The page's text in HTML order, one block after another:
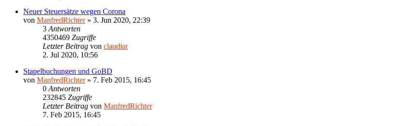
Neuer Steuersätze wegen Corona
von ManfredRichter» 3. Jun 2020, 22:39
3 Antworten
4350469 Zugriffe
Letzter Beitrag von claudiar
2. Jul 2020, 10:56
Stapelbuchungen und GoBD
von ManfredRichter» 7. Feb 2015, 16:45
0 Antworten
232845 Zugriffe
Letzter Beitrag von ManfredRichter
7. Feb 2015, 16:45